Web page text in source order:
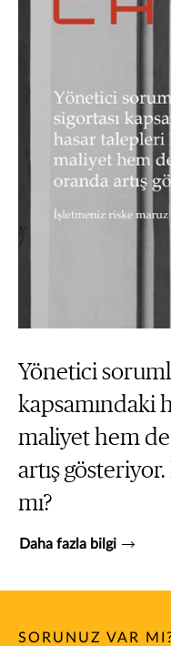
Yönetici
kapsamındaki
maliyet hem
artış
mı?
Daha fazla bilgi
SORUNUZ VAR